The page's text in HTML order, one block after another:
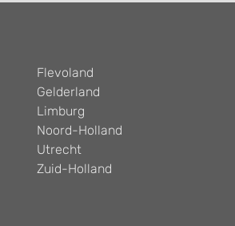
Flevoland
Gelderland
Limburg
Noord-Holland
Utrecht
Zuid-Holland